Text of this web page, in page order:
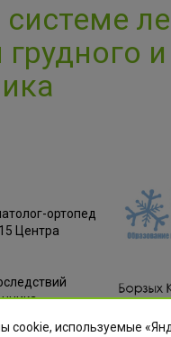
системе
ортопед
Центра
cookie, используемые